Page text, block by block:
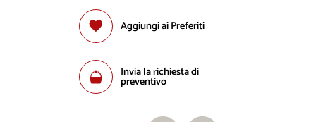
Aggiungi ai Preferiti
Invia la richiesta di
preventivo